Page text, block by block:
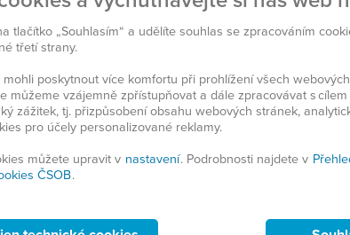
Kč
psů
velmi důležitou a finančně
náročnou součástí celého výcviku
vodicích psů.…
30 let
a
zabíjí
tlačítko „Souhlasím“ a udělíte souhlas se zpracováním
třetí strany.
mohli poskytnout více komfortu při prohlížení všech
můžeme vzájemně zpřístupňovat a dále zpracovávat s
zážitek, tj. přizpůsobení obsahu webových stránek,
pro účely personalizované reklamy.
můžete upravit v nastavení. Podrobnosti najdete v
ČSOB.